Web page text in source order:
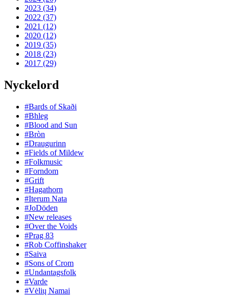
2023 (34)
2022 (37)
2021 (12)
2020 (12)
2019 (35)
2018 (23)
2017 (29)
Nyckelord
#Bards of Skaði
#Bhleg
#Blood and Sun
#Bròn
#Draugurinn
#Fields of Mildew
#Folkmusic
#Forndom
#Grift
#Hagathorn
#Iterum Nata
#JoDöden
#New releases
#Over the Voids
#Prag 83
#Rob Coffinshaker
#Saiva
#Sons of Crom
#Undantagsfolk
#Varde
#Vėlių Namai